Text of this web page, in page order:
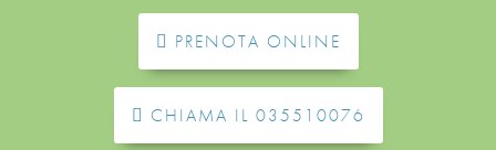
ENDODONZIA
PRENOTA ONLINE
CHIAMA IL 035510076